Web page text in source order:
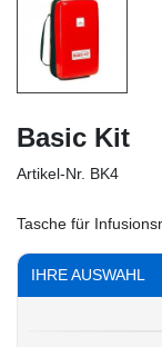
Basic Kit
Artikel-Nr. BK4
Tasche für
IHRE AUSWAHL